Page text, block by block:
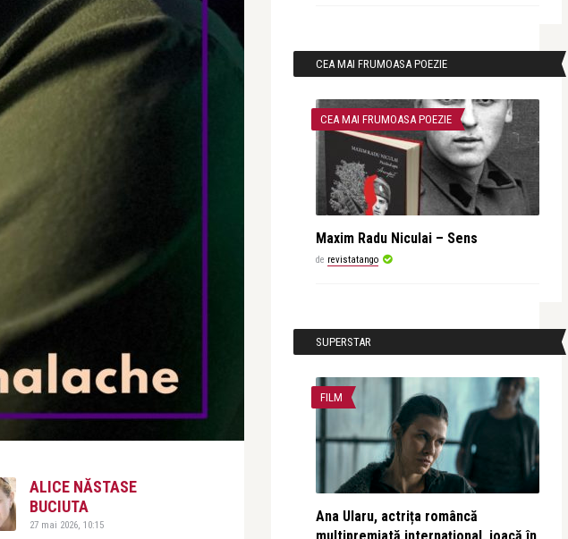
ALICE NĂSTASE
BUCIUTA
27 mai 2026, 10:15
CEA MAI FRUMOASA POEZIE
CEA MAI FRUMOASA POEZIE
Maxim Radu Niculai – Sens
de revistatango
SUPERSTAR
FILM
Ana Ularu, actrița româncă